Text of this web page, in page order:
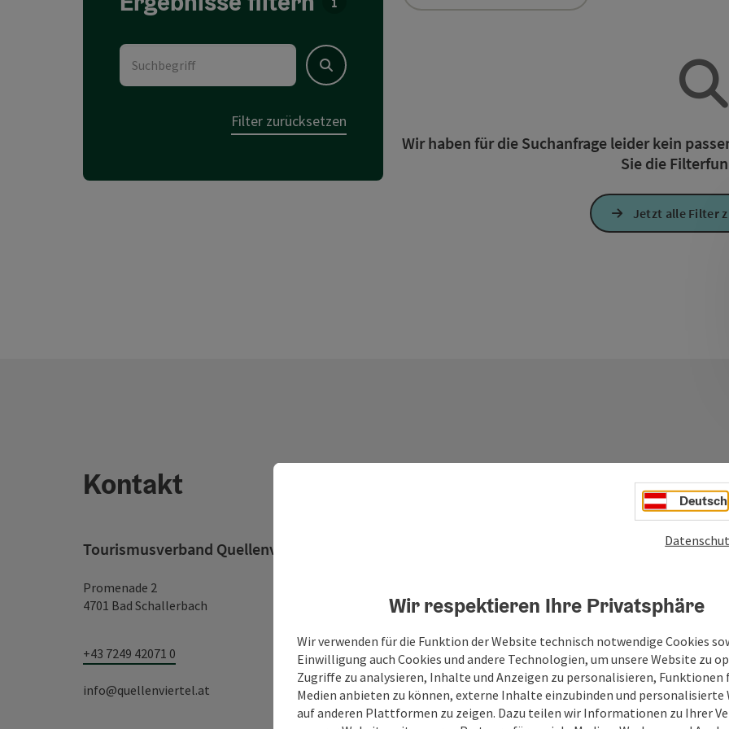
Suchbegriff
Suchen
Filter zurücksetzen
Wir haben für die Suchanfrage leider kein
Sie die
Jetzt alle Filter
Kontakt
Tourismusverband Quellenviertel
Promenade 2
4701 Bad Schallerbach
+43 7249 42071 0
info@quellenviertel.at
Unverbindliche Anfrage*
Deutsch
Wir respektieren Ihre Privatsphäre
Wir verwenden für die Funktion der Website technisch notwendige Cookies
Einwilligung auch Cookies und andere Technologien, um unsere Website zu
Zugriffe zu analysieren, Inhalte und Anzeigen zu personalisieren, Funktionen
Medien anbieten zu können, externe Inhalte einzubinden und personalisierte
auf anderen Plattformen zu zeigen. Dazu teilen wir Informationen zu Ihrer